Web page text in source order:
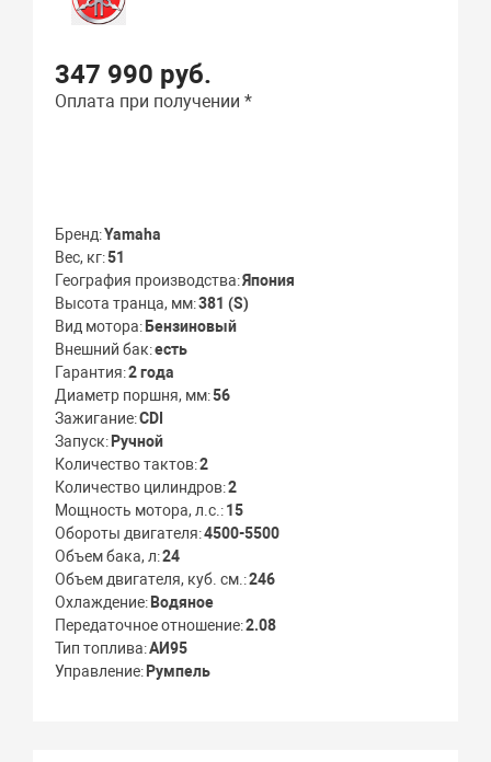
347 990 руб.
Оплата при получении *
Бренд Yamaha
Вес, кг 51
География производства Япония
Высота транца, мм 381 (S)
Вид мотора Бензиновый
Внешний бак есть
Гарантия 2 года
Диаметр поршня, мм 56
Зажигание CDI
Запуск Ручной
Количество тактов 2
Количество цилиндров 2
Мощность мотора, л.с.
15
Обороты двигателя 4500-5500
Объем бака, л 24
Объем двигателя, куб. см. 246
Охлаждение Водяное
Передаточное отношение 2.08
Тип топлива АИ95
Управление Румпель